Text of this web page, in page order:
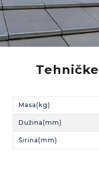
Masa(kg)
Dužina(mm)
Širina(mm)